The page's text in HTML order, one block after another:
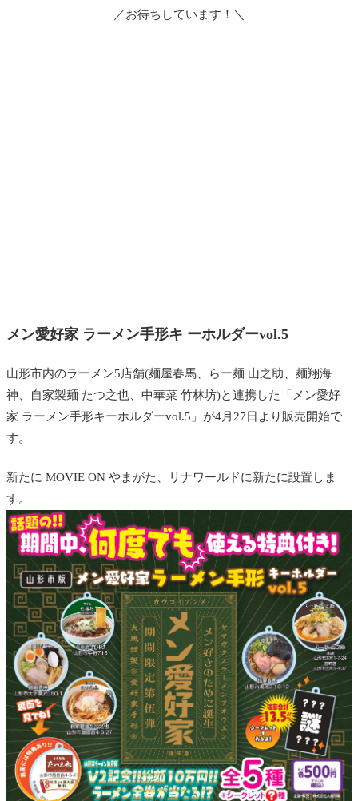
／お待ちしています！＼
メン愛好家 ラーメン手形キ ーホルダーvol.5
山形市内のラーメン5店舗(麺屋春馬、らー麺 山之助、麺翔海
神、自家製麺 たつ之也、中華菜 竹林坊)と連携した「メン愛好
家 ラーメン手形キーホルダーvol.5」が4月27日より販売開始で
す。
新たに MOVIE ON やまがた、リナワールドに新たに設置しま
す。